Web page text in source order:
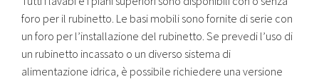
foro per il rubinetto. Le basi mobili sono fornite di serie con
un foro per l’installazione del rubinetto. Se prevedi l’uso di
un rubinetto incassato o un diverso sistema di
alimentazione idrica, è possibile richiedere una versione